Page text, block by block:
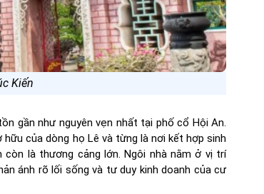
Kiến
gần như nguyên vẹn nhất tại phố cổ Hội An.
của dòng họ Lê và từng là nơi kết hợp sinh
là thương cảng lớn. Ngôi nhà nằm ở vị trí
ánh rõ lối sống và tư duy kinh doanh của cư